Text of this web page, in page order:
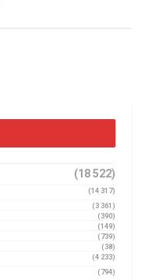
(18 522)
(14 317)
(3 361)
(390)
(149)
(739)
(38)
(4 233)
(794)